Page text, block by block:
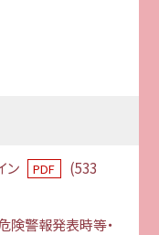
ン PDF
(533
険警報発表時等・